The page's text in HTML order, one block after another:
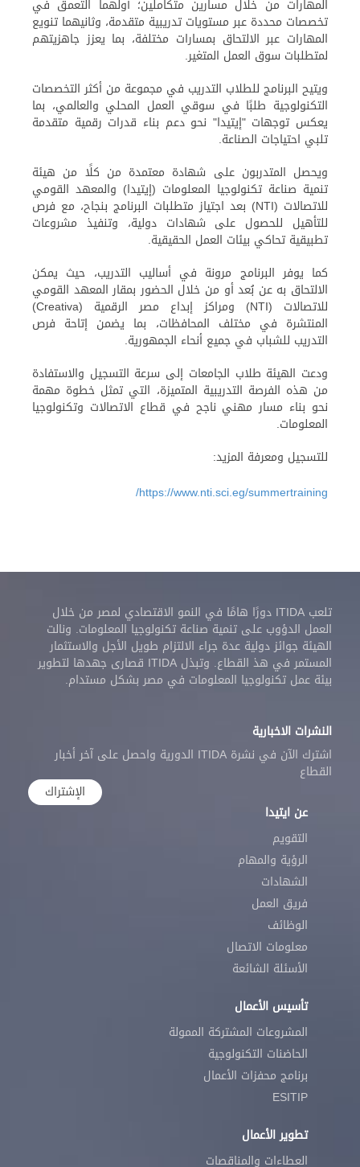
المهارات من خلال مسارين متكاملين؛ أولهما التعمق في
تخصصات محددة عبر مستويات تدريبية متقدمة، وثانيهما تنويع
المهارات عبر الالتحاق بمسارات مختلفة، بما يعزز جاهزيتهم
لمتطلبات سوق العمل المتغير.
ويتيح البرنامج للطلاب التدريب في مجموعة من أكثر التخصصات
التكنولوجية طلبًا في سوقي العمل المحلي والعالمي، بما
يعكس توجهات "إيتيدا" نحو دعم بناء قدرات رقمية متقدمة
تلبي احتياجات الصناعة.
ويحصل المتدربون على شهادة معتمدة من كلًا من هيئة
تنمية صناعة تكنولوجيا المعلومات (إيتيدا) والمعهد القومي
للاتصالات (NTI) بعد اجتياز متطلبات البرنامج بنجاح، مع فرص
للتأهيل للحصول على شهادات دولية، وتنفيذ مشروعات
تطبيقية تحاكي بيئات العمل الحقيقية.
كما يوفر البرنامج مرونة في أساليب التدريب، حيث يمكن
الالتحاق به عن بُعد أو من خلال الحضور بمقار المعهد القومي
للاتصالات (NTI) ومراكز إبداع مصر الرقمية (Creativa)
المنتشرة في مختلف المحافظات، بما يضمن إتاحة فرص
التدريب للشباب في جميع أنحاء الجمهورية.
ودعت الهيئة طلاب الجامعات إلى سرعة التسجيل والاستفادة
من هذه الفرصة التدريبية المتميزة، التي تمثل خطوة مهمة
نحو بناء مسار مهني ناجح في قطاع الاتصالات وتكنولوجيا
المعلومات.
للتسجيل ومعرفة المزيد:
https://www.nti.sci.eg/summertraining/
تلعب ITIDA دورًا هامًا في النمو الاقتصادي لمصر من خلال
العمل الدؤوب على تنمية صناعة تكنولوجيا المعلومات. ونالت
الهيئة جوائز دولية عدة جراء الالتزام طويل الأجل والاستثمار
المستمر في هذ القطاع. وتبذل ITIDA قصارى جهدها لتطوير
بيئة عمل تكنولوجيا المعلومات في مصر بشكل مستدام.
النشرات الاخبارية
اشترك الآن في نشرة ITIDA الدورية واحصل على آخر أخبار
القطاع
الإشتراك
عن ايتيدا
التقويم
الرؤية والمهام
الشهادات
فريق العمل
الوظائف
معلومات الاتصال
الأسئلة الشائعة
تأسيس الأعمال
المشروعات المشتركة الممولة
الحاضنات التكنولوجية
برنامج محفزات الأعمال
ESITIP
تطوير الأعمال
العطاءات والمناقصات